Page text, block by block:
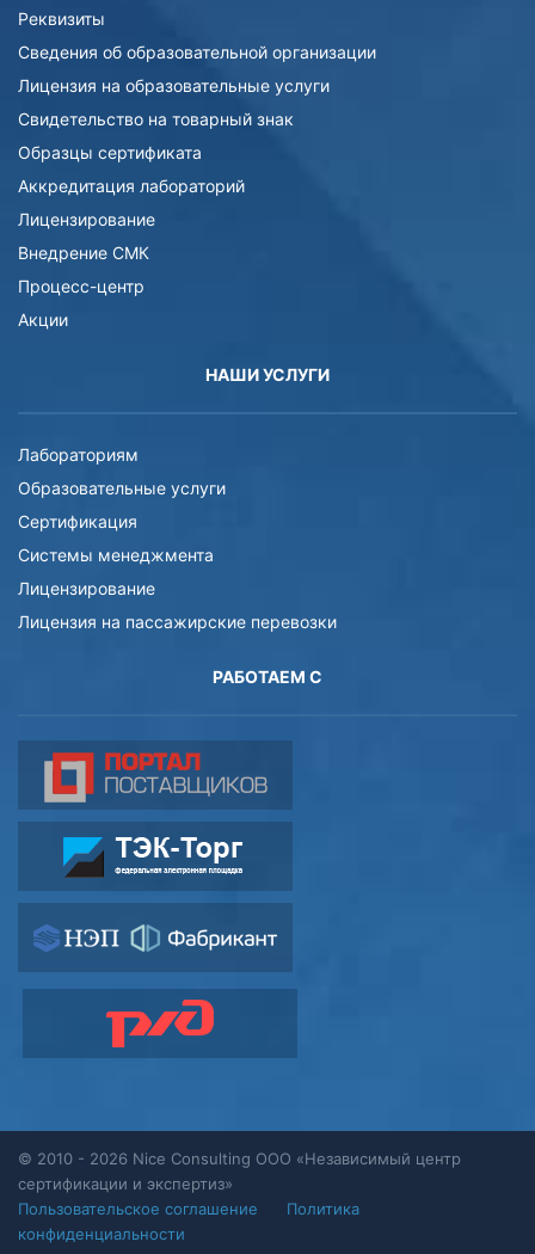
Реквизиты
Сведения об образовательной организации
Лицензия на образовательные услуги
Свидетельство на товарный знак
Образцы сертификата
Аккредитация лабораторий
Лицензирование
Внедрение СМК
Процесс-центр
Акции
НАШИ УСЛУГИ
Лабораториям
Образовательные услуги
Сертификация
Системы менеджмента
Лицензирование
Лицензия на пассажирские перевозки
РАБОТАЕМ С
© 2010 - 2026 Nice Consulting ООО «Независимый центр
сертификации и экспертиз»
Пользовательское соглашение
Политика
конфиденциальности